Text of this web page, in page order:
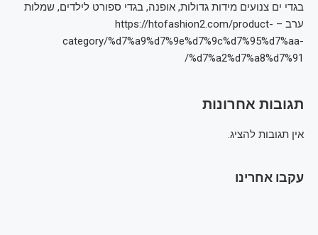
בגדי ים צנועים מידות גדולות, אופנה, בגדי ספורט לילדים, שמלות
ערב – https://htofashion2.com/product-
category/%d7%a9%d7%9e%d7%9c%d7%95%d7%aa-
%d7%a2%d7%a8%d7%91/
תגובות אחרונות
אין תגובות להציג.
עקבו אחרינו